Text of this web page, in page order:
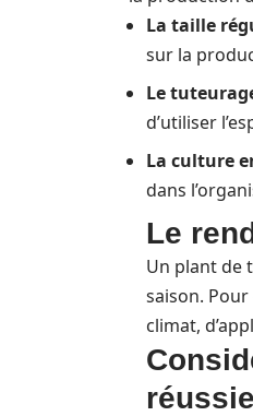
La taille
sur la
Le
d’utiliser
La culture
dans
Le
Un plant de
saison.
climat,
réussie